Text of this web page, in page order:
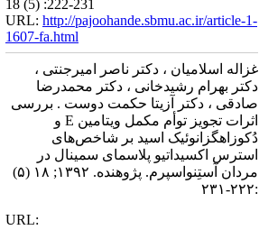
18 (5) :222-231
URL: http://pajoohande.sbmu.ac.ir/article-1-
1607-fa.html
غزاله اسلامیان ، دکتر ناصر امیرجنتی ،
دکتر بهرام رشیدخانی ، دکتر محمدرضا
صادقی ، دکتر آزیتا حکمت دوست . بررسی
اثرات تجویز توأم مکمل ویتامین E و
دُکوزاهگزانوئیک اسید بر شاخص‌های
استرس اکسیداتیو پلاسمای سمینال در
مردان آستِنواسپرم. پژوهنده. ۱۳۹۲; ۱۸ (۵)
:۲۲۲-۲۳۱
URL: